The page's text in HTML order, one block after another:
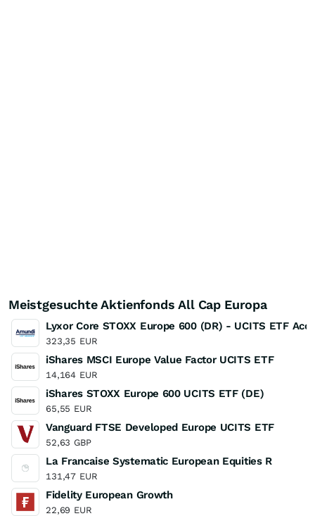
Meistgesuchte Aktienfonds All Cap Europa
Lyxor Core STOXX Europe 600 (DR) - UCITS ETF Acc
323,35 EUR
iShares MSCI Europe Value Factor UCITS ETF
14,164 EUR
iShares STOXX Europe 600 UCITS ETF (DE)
65,55 EUR
Vanguard FTSE Developed Europe UCITS ETF
52,63 GBP
La Francaise Systematic European Equities R
131,47 EUR
Fidelity European Growth
22,69 EUR